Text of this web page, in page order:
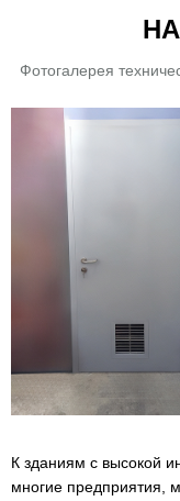
Фотогалерея
К зданиям с высокой
многие предприятия,